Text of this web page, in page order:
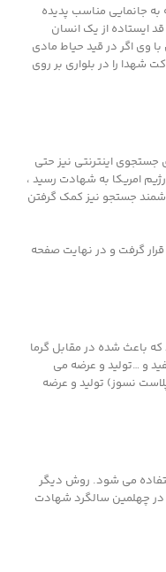
جانمایی مناسب پدیده
ایستاده از یک انسان
وی اگر در قید حیاط مادی
شهدا را در بلواری بر روی
اینترنتی نیز حتی
امریکا به شهادت رسید ،
جستجو نیز کمک گرفتن
قرار گرفت و در نهایت صفحه
برخوردار است همچنین دارای نوسان حرارتی بین ۲۰- تا ۸۰+ درجه سانتیگراد می باشد که باعث شده در مقابل گرما
قبیل آبی،قرمز،زرد،مشکی،سفید و …تولید و عرضه می
نسوز) تولید و عرضه
می شود. روش دیگر
در چهلمین سالگرد شهادت